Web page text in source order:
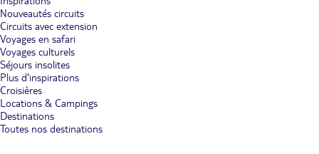
Nouveautés circuits
Circuits avec extension
Voyages en safari
Voyages culturels
Séjours insolites
Plus d'inspirations
Croisières
Locations & Campings
Destinations
Toutes nos destinations